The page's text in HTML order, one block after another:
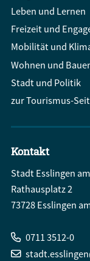
Leben und Lernen
Freizeit und
Mobilität und
Wohnen und
Stadt und Politik
zur Tourismus-
Kontakt
Stadt Esslingen
Rathausplatz 2
73728 Esslingen
0711 3512-0